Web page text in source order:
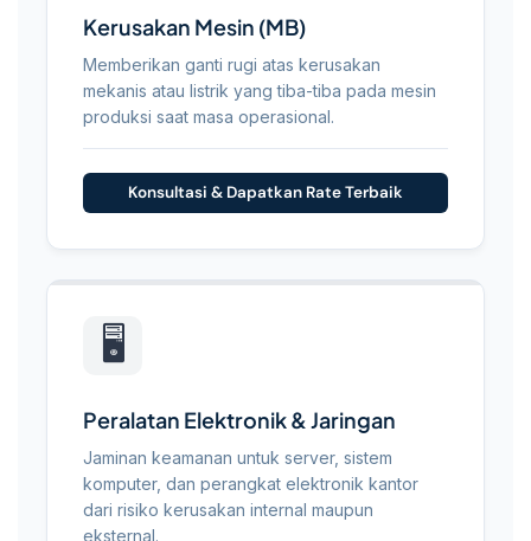
Kerusakan Mesin (MB)
Memberikan ganti rugi atas kerusakan
mekanis atau listrik yang tiba-tiba pada mesin
produksi saat masa operasional.
Konsultasi & Dapatkan Rate Terbaik
🖥️
Peralatan Elektronik & Jaringan
Jaminan keamanan untuk server, sistem
komputer, dan perangkat elektronik kantor
dari risiko kerusakan internal maupun
eksternal.